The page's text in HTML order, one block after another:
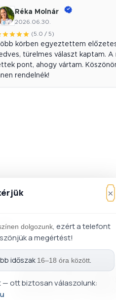
Réka Molnár
2026.06.30.
(5.0 / 5)
körben egyeztettem
türelmes választ kaptam.
pont, ahogy vártam.
rendelnék!
Alapanyag:
magas
színezett prémium
garantáltan egy
×
dolgozunk, ezért a telefont
a megértést!
időszak 16–18 óra között
— ott biztosan válaszolunk: